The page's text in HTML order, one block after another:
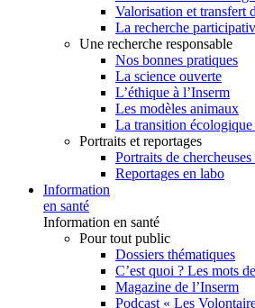
Valorisation et transfert
La recherche
Une recherche responsable
Nos bonnes pratiques
La science ouverte
L’éthique à l’Inserm
Les modèles animaux
La transition écologique
Portraits et reportages
Portraits de
Reportages en labo
Information
en santé
Information en santé
Pour tout public
Dossiers thématiques
C’est quoi ? Les mots
Magazine de l’Inserm
Podcast « Les